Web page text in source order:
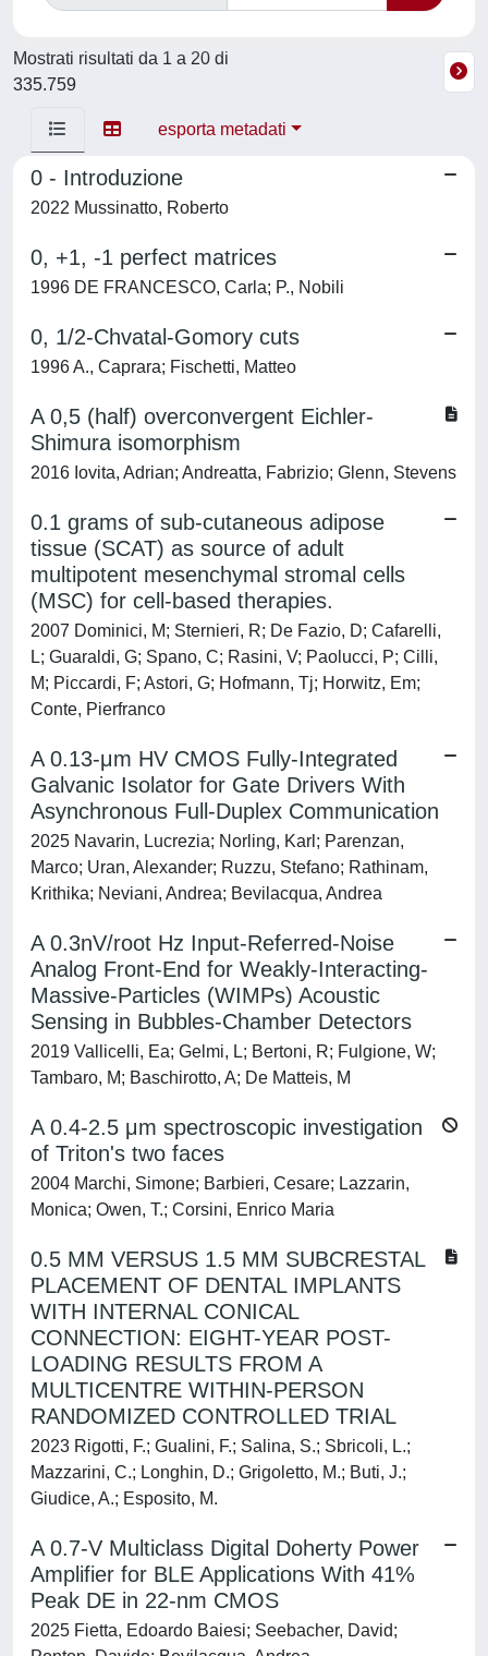
Mostrati risultati da 1 a 20 di
335.759
esporta metadati
0 - Introduzione
2022 Mussinatto, Roberto
0, +1, -1 perfect matrices
1996 DE FRANCESCO, Carla; P., Nobili
0, 1/2-Chvatal-Gomory cuts
1996 A., Caprara; Fischetti, Matteo
A 0,5 (half) overconvergent Eichler-
Shimura isomorphism
2016 Iovita, Adrian; Andreatta, Fabrizio; Glenn, Stevens
0.1 grams of sub-cutaneous adipose
tissue (SCAT) as source of adult
multipotent mesenchymal stromal cells
(MSC) for cell-based therapies.
2007 Dominici, M; Sternieri, R; De Fazio, D; Cafarelli,
L; Guaraldi, G; Spano, C; Rasini, V; Paolucci, P; Cilli,
M; Piccardi, F; Astori, G; Hofmann, Tj; Horwitz, Em;
Conte, Pierfranco
A 0.13-μm HV CMOS Fully-Integrated
Galvanic Isolator for Gate Drivers With
Asynchronous Full-Duplex Communication
2025 Navarin, Lucrezia; Norling, Karl; Parenzan,
Marco; Uran, Alexander; Ruzzu, Stefano; Rathinam,
Krithika; Neviani, Andrea; Bevilacqua, Andrea
A 0.3nV/root Hz Input-Referred-Noise
Analog Front-End for Weakly-Interacting-
Massive-Particles (WIMPs) Acoustic
Sensing in Bubbles-Chamber Detectors
2019 Vallicelli, Ea; Gelmi, L; Bertoni, R; Fulgione, W;
Tambaro, M; Baschirotto, A; De Matteis, M
A 0.4-2.5 μm spectroscopic investigation
of Triton's two faces
2004 Marchi, Simone; Barbieri, Cesare; Lazzarin,
Monica; Owen, T.; Corsini, Enrico Maria
0.5 MM VERSUS 1.5 MM SUBCRESTAL
PLACEMENT OF DENTAL IMPLANTS
WITH INTERNAL CONICAL
CONNECTION: EIGHT-YEAR POST-
LOADING RESULTS FROM A
MULTICENTRE WITHIN-PERSON
RANDOMIZED CONTROLLED TRIAL
2023 Rigotti, F.; Gualini, F.; Salina, S.; Sbricoli, L.;
Mazzarini, C.; Longhin, D.; Grigoletto, M.; Buti, J.;
Giudice, A.; Esposito, M.
A 0.7-V Multiclass Digital Doherty Power
Amplifier for BLE Applications With 41%
Peak DE in 22-nm CMOS
2025 Fietta, Edoardo Baiesi; Seebacher, David;